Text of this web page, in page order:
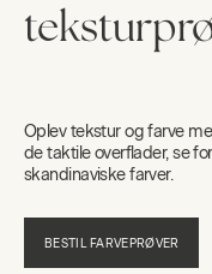
Oplev tekstur og farve
de taktile overflader, se
skandinaviske farver.
BESTIL FARVEPRØVER